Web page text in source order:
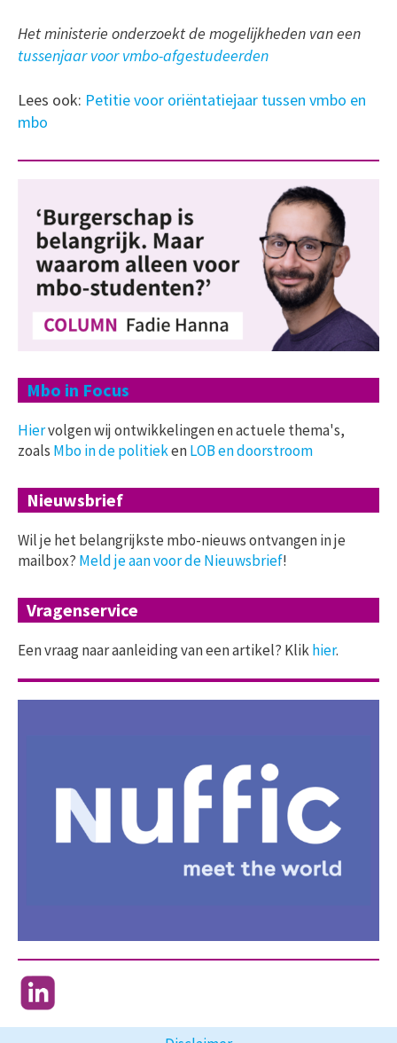
Het ministerie onderzoekt de mogelijkheden van een
tussenjaar voor vmbo-afgestudeerden
Lees ook: Petitie voor oriëntatiejaar tussen vmbo en
mbo
Mbo in Focus
Hiervolgen wij ontwikkelingen en actuele thema's,
zoals Mbo in de politiekenLOB en doorstroom
Nieuwsbrief
Wil je het belangrijkste mbo-nieuws ontvangen in je
mailbox? Meld je aan voor de Nieuwsbrief!
Vragenservice
Een vraag naar aanleiding van een artikel? Klikhier.